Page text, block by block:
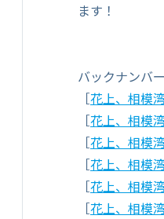
ます！
バックナンバー
［花上、相模
［花上、相模
［花上、相模
［花上、相模
［花上、相模
［花上、相模